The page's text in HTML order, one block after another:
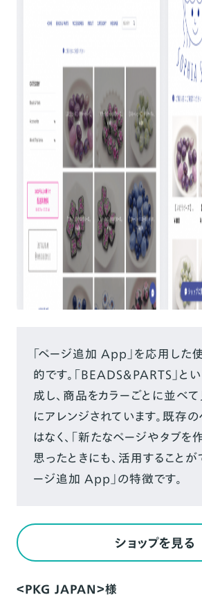
「ページ追加 App」を応用した
的です。「BEADS＆PARTS」と
成し、商品をカラーごとに並べ
にアレンジされています。既存
はなく、「新たなページやタブを
思ったときにも、活用することが
ージ追加 App」の特徴です。
ショップを見る
＜PKG JAPAN＞様